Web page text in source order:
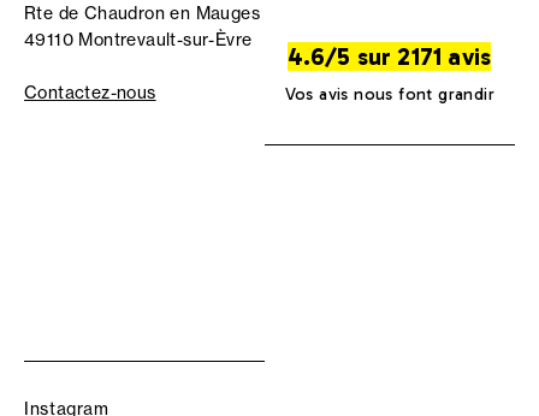
Rte de Chaudron en Mauges
49110 Montrevault-sur-Èvre
Contactez-nous
4.6/5 sur 2171 avis
Vos avis nous font grandir
Instagram